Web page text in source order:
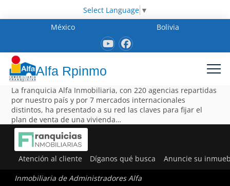
Select Language ▼
México
Bolivia
Alfa Rpinmo
La franquicia Alfa Inmobiliaria, con 220 agencias repartidas
por nuestro país y por 7 mercados internacionales
distintos, ha presentado a su red las claves para fijar el
plan de venta de una vivienda…
Atención al cliente Díganos qué busca Anuncie su
Inmobiliaria de Administradores Alfa